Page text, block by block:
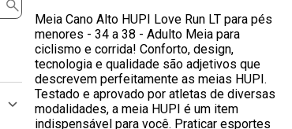
Meia Cano Alto HUPI Love Run LT para pés
menores - 34 a 38 - Adulto Meia para
ciclismo e corrida! Conforto, design,
tecnologia e qualidade são adjetivos que
descrevem perfeitamente as meias HUPI.
Testado e aprovado por atletas de diversas
modalidades, a meia HUPI é um item
indispensável para você. Praticar esportes